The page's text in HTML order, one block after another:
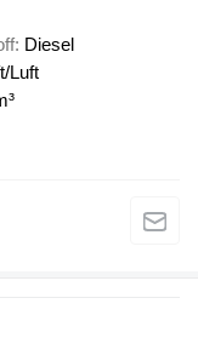
Diesel
Luft